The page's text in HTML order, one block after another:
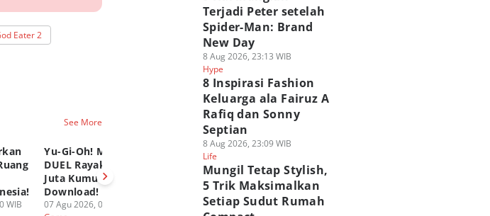
Eater 2
See More
WIB
Yu-Gi-Oh! MASTER
DUEL Rayakan 100
Juta Kumulatif
Download!
07 Agu 2026, 08:00 WIB
CAPCOM Rayakan
Kemunculan
Yasmine di Street
Fighter 6 di Filipina!
06 Agu 2026, 08:00 WIB
Analisis Yasmine di
Street Fighter 6,
Super Agresif dan
Lengkap
05 Agu 2026, 20:00 WIB
Terjadi Peter setelah
Spider-Man: Brand
New Day
8 Aug 2026, 23:13 WIB
Hype
8 Inspirasi Fashion
Keluarga ala Fairuz A
Rafiq dan Sonny
Septian
8 Aug 2026, 23:09 WIB
Life
Mungil Tetap Stylish,
5 Trik Maksimalkan
Setiap Sudut Rumah